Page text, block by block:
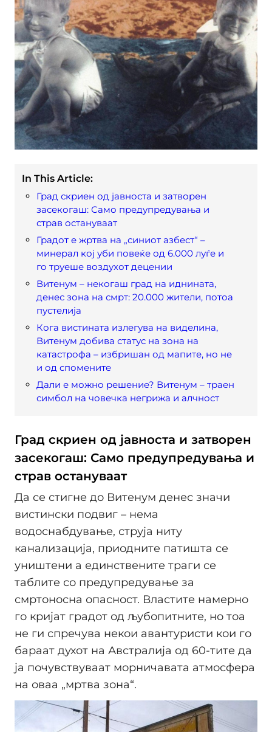
In This Article:
Град скриен од јавноста и затворен
засекогаш: Само предупредувања и
страв остануваат
Градот е жртва на „синиот азбест“ –
минерал кој уби повеќе од 6.000 луѓе и
го труеше воздухот децении
Витенум – некогаш град на иднината,
денес зона на смрт: 20.000 жители, потоа
пустелија
Кога вистината излегува на виделина,
Витенум добива статус на зона на
катастрофа – избришан од мапите, но не
и од спомените
Дали е можно решение? Витенум – траен
симбол на човечка негрижа и алчност
Град скриен од јавноста и затворен
засекогаш: Само предупредувања и
страв остануваат
Да се стигне до Витенум денес значи
вистински подвиг – нема
водоснабдување, струја ниту
канализација, приодните патишта се
уништени а единствените траги се
таблите со предупредување за
смртоносна опасност. Властите намерно
го кријат градот од љубопитните, но тоа
не ги спречува некои авантуристи кои го
бараат духот на Австралија од 60-тите да
ја почувствуваат морничавата атмосфера
на оваа „мртва зона“.